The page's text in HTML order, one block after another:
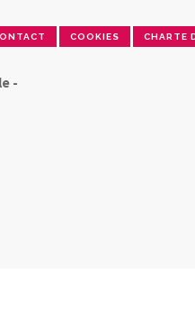
COOKIES CHARTE
-